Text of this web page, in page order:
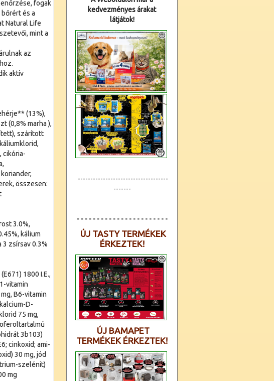
fogak
és a
Natural Life
mint a
az
aktív
(13%),
(0,8% marha ),
szárított
cikória-
összesen:
3.0%,
kálium
3 zsírsav 0.3%
1800 I.E.,
vitamin
B6-vitamin
D-
75 mg,
3b103)
cinkoxid; ami-
30 mg, jód
szelénit)
mg
kedvezményes árakat
látjátok!
------------------------------------
-------
- - - - - - - - - - - - - - - - - - - - - - -
ÚJ TASTY TERMÉKEK
ÉRKEZTEK!
ÚJ BAMAPET
TERMÉKEK ÉRKEZTEK!